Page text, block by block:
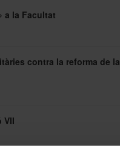
a la Facultat
contra la reforma de la
VII